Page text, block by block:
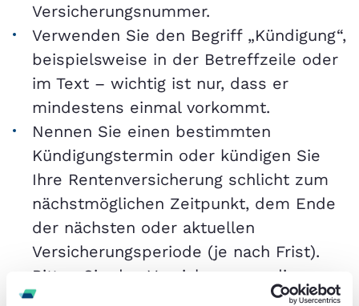
Versicherungsnummer.
Verwenden Sie den Begriff „Kündigung“,
beispielsweise in der Betreffzeile oder
im Text – wichtig ist nur, dass er
mindestens einmal vorkommt.
Nennen Sie einen bestimmten
Kündigungstermin oder kündigen Sie
Ihre Rentenversicherung schlicht zum
nächstmöglichen Zeitpunkt, dem Ende
der nächsten oder aktuellen
Versicherungsperiode (je nach Frist).
Bitten Sie den Versicherer um die
Auszahlung des vertraglich vereinbarten